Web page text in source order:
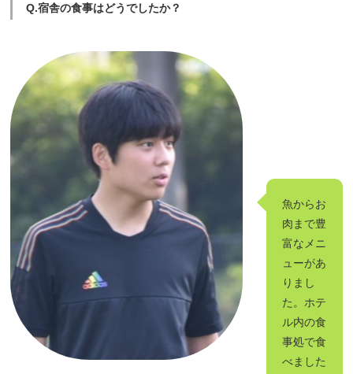
Q.宿舎の食事はどうでしたか？
魚からお
肉まで豊
富なメニ
ューがあ
りまし
た。ホテ
ル内の食
事処で食
べました